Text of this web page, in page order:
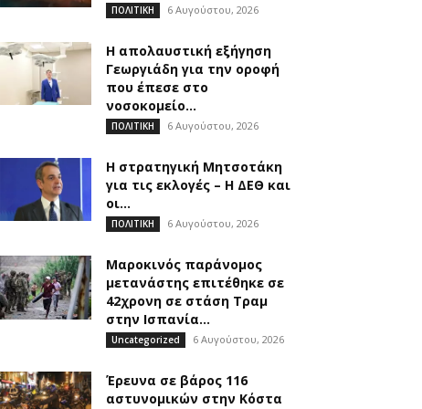
ΠΟΛΙΤΙΚΗ 6 Αυγούστου, 2026
Η απολαυστική εξήγηση
Γεωργιάδη για την οροφή
που έπεσε στο
νοσοκομείο...
ΠΟΛΙΤΙΚΗ 6 Αυγούστου, 2026
Η στρατηγική Μητσοτάκη
για τις εκλογές – Η ΔΕΘ και
οι...
ΠΟΛΙΤΙΚΗ 6 Αυγούστου, 2026
Μαροκινός παράνομος
μετανάστης επιτέθηκε σε
42χρονη σε στάση Τραμ
στην Ισπανία...
Uncategorized 6 Αυγούστου, 2026
Έρευνα σε βάρος 116
αστυνομικών στην Κόστα